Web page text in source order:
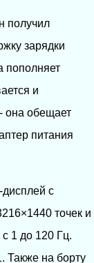
получил
зарядки
пополняет
и
она обещает
питания
с
точек и
1 до 120 Гц.
Также на борту